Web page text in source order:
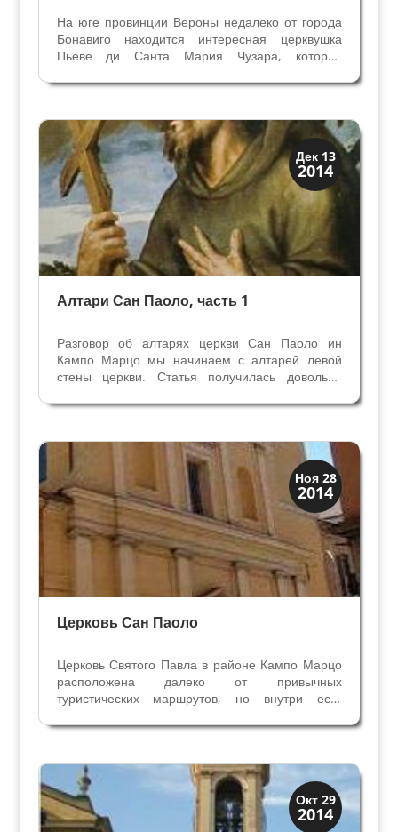
На юге провинции Вероны недалеко от города
Бонавиго находится интересная церквушка
Пьеве ди Санта Мария Чузара, которая
остается малоизвестной. В Бонавиго в 32 км к
принадлежали разным крупным...
Дек 13
2014
Скрытая Верона
Церкви
Алтари Сан Паоло, часть 1
Разговор об алтарях церкви Сан Паоло ин
Кампо Марцо мы начинаем с алтарей левой
стены церкви. Статья получилась довольно
части. В церкви Сан Паоло есть несколько
Возрождения, алтари...
Ноя 28
2014
Скрытая Верона
Церкви
Церковь Сан Паоло
Церковь Святого Павла в районе Кампо Марцо
расположена далеко от привычных
туристических маршрутов, но внутри есть
поэтому мы с вами поговорим о ней и заглянем
ин Кампо Марцо Большой...
Окт 29
2014
Колокольни
Скрытая Верона